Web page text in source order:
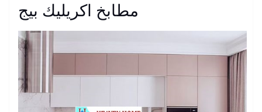
مطابخ اكريليك بيج